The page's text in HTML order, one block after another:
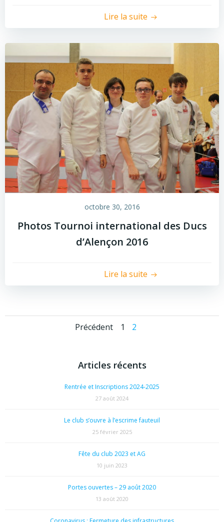
Lire la suite
octobre 30, 2016
Photos Tournoi international des Ducs
d’Alençon 2016
Lire la suite
Posts
navigation
Précédent
Posts
navigation
Page
1 Page
2
Articles récents
Rentrée et Inscriptions 2024-2025
27 août 2024
Le club s’ouvre à l’escrime fauteuil
25 février 2025
Fête du club 2023 et AG
10 juin 2023
Portes ouvertes – 29 août 2020
13 août 2020